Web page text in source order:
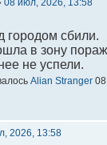
08 июл, 2026, 13:58
городом сбили.
в зону
не успели.
Alian Stranger
2026, 13:58